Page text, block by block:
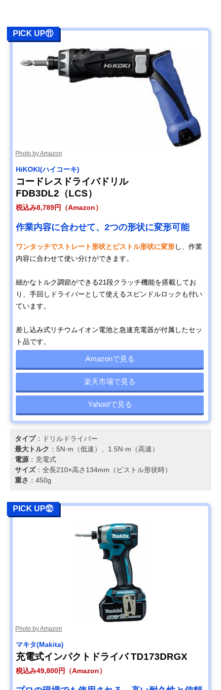
PICK UP⑪
Photo by Amazon
HiKOKI(ハイコーキ)
コードレスドライバドリル
FDB3DL2（LCS）
税込み8,789円（Amazon）
作業内容に合わせて、2つの形状に変形可能
ワンタッチでストレート形状とピストル形状に変形し、作業
内容に合わせて使い分けができます。
細かなトルク調節ができる21段クラッチ機能を搭載してお
り、手回しドライバーとして使えるスピンドルロックも付い
ています。
差し込み式リチウムイオン電池と急速充電器が付属したセッ
ト品です。
Amazonで見る
楽天市場で見る
Yahoo!で見る
タイプ：ドリルドライバー
最大トルク ：5N·m（低速）、1.5N·m（高速）
電源 ：充電式
サイズ：全長210×高さ134mm（ピストル形状時）
重さ ：450g
PICK UP⑫
Photo by Amazon
マキタ(Makita)
充電式インパクトドライバ TD173DRGX
税込み49,800円（Amazon）